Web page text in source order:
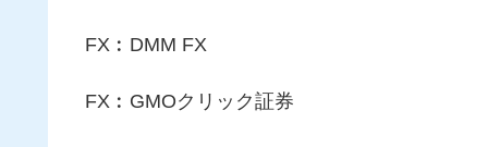
FX︰DMM FX
FX︰GMOクリック証券